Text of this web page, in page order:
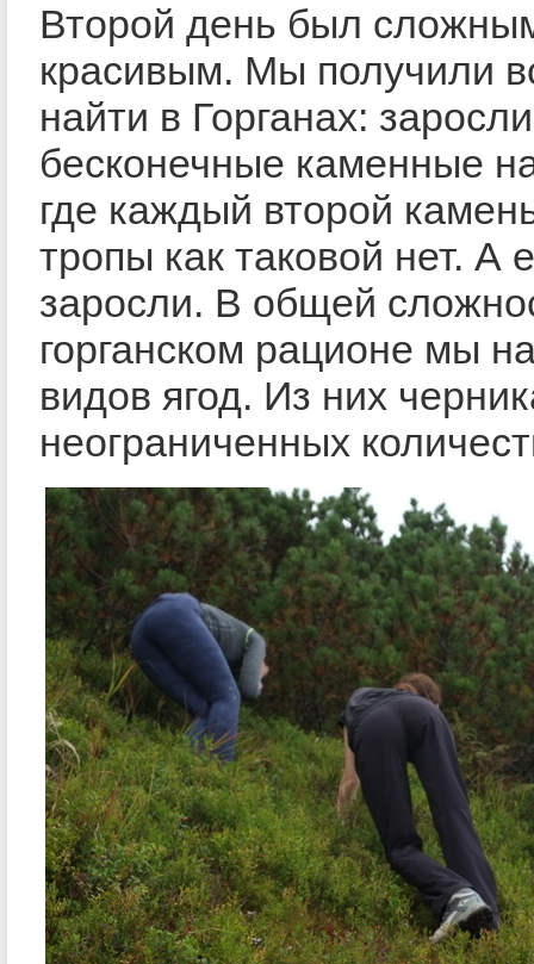
Второй день был
красивым. Мы получили
найти в Горганах:
бесконечные каменные
где каждый второй
тропы как таковой нет. А
заросли. В общей
горганском рационе мы
видов ягод. Из них
неограниченных